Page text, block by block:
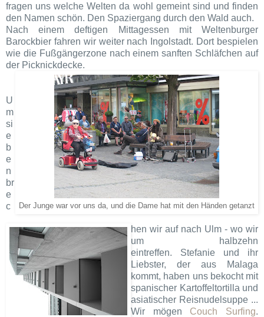
fragen uns welche Welten da wohl gemeint sind und finden
den Namen schön. Den Spaziergang durch den Wald auch.
Nach einem deftigen Mittagessen mit Weltenburger
Barockbier fahren wir weiter nach Ingolstadt. Dort bespielen
wie die Fußgängerzone nach einem sanften Schläfchen auf
der Picknickdecke.
Der Junge war vor uns da, und die Dame hat mit den Händen getanzt
U
m
si
e
b
e
n
br
e
c
hen wir auf nach Ulm - wo wir
um halbzehn
eintreffen. Stefanie und ihr
Liebster, der aus Malaga
kommt, haben uns bekocht mit
spanischer Kartoffeltortilla und
asiatischer Reisnudelsuppe ...
Wir mögen Couch Surfing.